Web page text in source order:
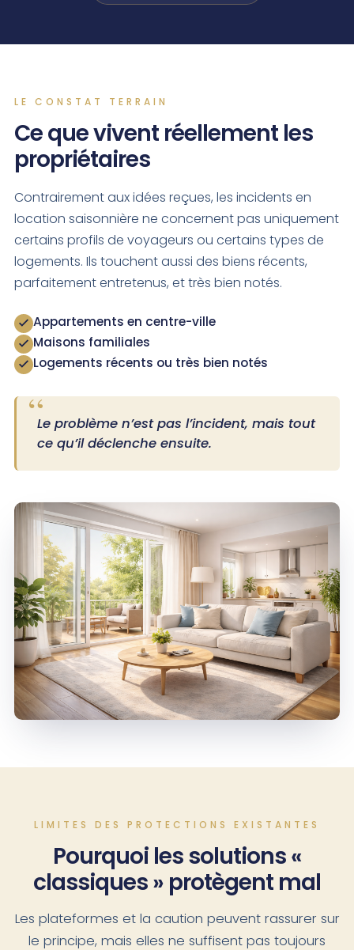
LE CONSTAT TERRAIN
Ce que vivent réellement les
propriétaires
Contrairement aux idées reçues, les incidents en
location saisonnière ne concernent pas uniquement
certains profils de voyageurs ou certains types de
logements. Ils touchent aussi des biens récents,
parfaitement entretenus, et très bien notés.
Appartements en centre-ville
Maisons familiales
Logements récents ou très bien notés
Le problème n’est pas l’incident, mais tout
ce qu’il déclenche ensuite.
LIMITES DES PROTECTIONS EXISTANTES
Pourquoi les solutions «
classiques » protègent mal
Les plateformes et la caution peuvent rassurer sur
le principe, mais elles ne suffisent pas toujours